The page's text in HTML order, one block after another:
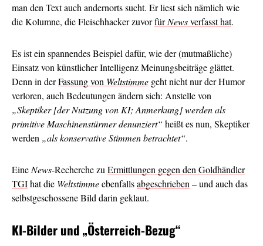
man den Text auch andernorts sucht. Er liest sich nämlich wie
die Kolumne, die Fleischhacker zuvorfürNewsverfasst hat.
Es ist ein spannendes Beispiel dafür, wie der (mutmaßliche)
Einsatz von künstlicher Intelligenz Meinungsbeiträge glättet.
Denn in derFassung von Weltstimme geht nicht nur der Humor
verloren, auch Bedeutungen ändern sich: Anstelle von
„Skeptiker [der Nutzung von KI; Anmerkung] werden als
primitive Maschinenstürmer denunziert“ heißt es nun, Skeptiker
werden „als konservative Stimmen betrachtet“.
Eine News-Recherche zu Ermittlungen gegen den Goldhändler
TGIhat die Weltstimmeebenfallsabgeschrieben – und auch das
selbstgeschossene Bild darin geklaut.
KI-Bilder und„Österreich-Bezug“